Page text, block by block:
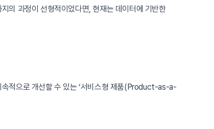
의 과정이 선형적이었다면, 현재는 데이터에 기반한
속적으로 개선할 수 있는 ‘서비스형 제품(Product-as-a-